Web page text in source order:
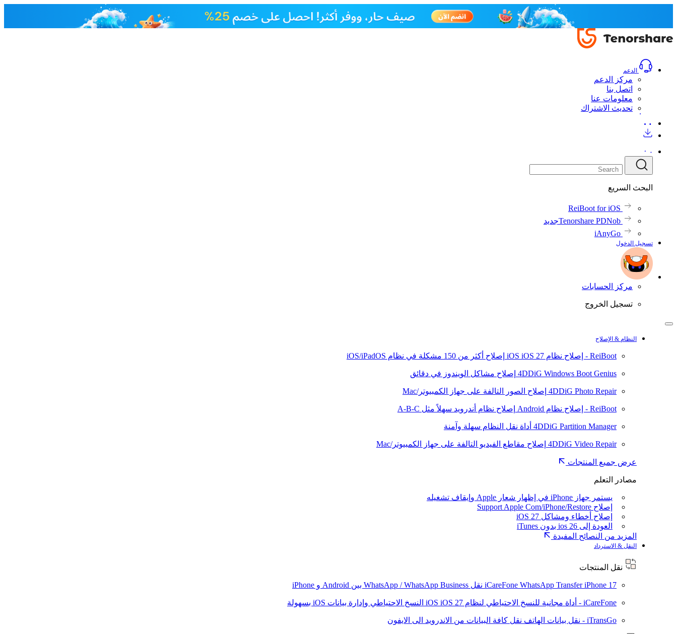
الدعم
مركز الدعم
اتصل بنا
معلومات عنا
تحديث الاشتراك
البحث السريع
ReiBoot for iOS
Tenorshare PDNobجديد
iAnyGo
تسجيل الدخول
مركز الحسابات
تسجيل الخروج
النظام & الإصلاح
ReiBoot - إصلاح نظام iOS iOS 27 إصلاح أكثر من 150 مشكلة في نظام iOS/iPadOS
4DDiG Windows Boot Genius إصلاح مشاكل الويندوز في دقائق
4DDiG Photo Repair إصلاح الصور التالفة على جهاز الكمبيوتر/Mac
ReiBoot - إصلاح نظام Android إصلاح نظام أندرويد سهلاً مثل A-B-C
4DDiG Partition Manager أداة نقل النظام سهلة وآمنة
4DDiG Video Repair إصلاح مقاطع الفيديو التالفة على جهاز الكمبيوتر/Mac
عرض جميع المنتجات
مصادر التعلم
يستمر جهاز iPhone في إظهار شعار Apple وإيقاف تشغيله
إصلاح Support Apple Com/iPhone/Restore
إصلاح أخطاء ومشاكل iOS 27
العودة إلى ios 26 بدون iTunes
المزيد من النصائح المفيدة
النقل & الاسترداد
نقل المنتجات
iCareFone WhatsApp TransferiPhone 17 نقل WhatsApp / WhatsApp Business بين Android و iPhone
iCareFone - أداة مجانية للنسخ الاحتياطي لنظام iOS iOS 27 النسخ الاحتياطي وإدارة بيانات iOS بسهولة
iTransGo - نقل بيانات الهاتف نقل كافة البيانات من الاندرويد الى الايفون